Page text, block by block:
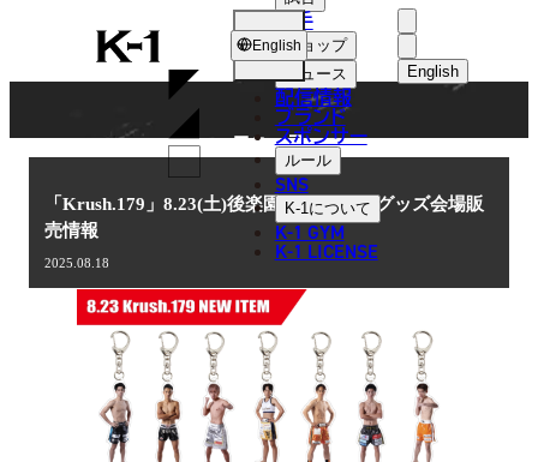
K-
1
English
한국어
中文（繁體
選手
ショップ
ニュース
配信情報
ブランド
スポンサー
ルール
SNS
K-1について
K-1 GYM
K-1 LICENSE
English
NEWS
ニュース
「Krush.179」8.23(土)後楽園ホール大会 グッズ会場販
売情報
2025.08.18